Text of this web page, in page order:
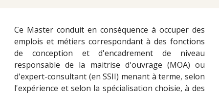
Ce Master conduit en conséquence à occuper des
emplois et métiers correspondant à des fonctions
de conception et d'encadrement de niveau
responsable de la maitrise d'ouvrage (MOA) ou
d'expert-consultant (en SSII) menant à terme, selon
l'expérience et selon la spécialisation choisie, à des